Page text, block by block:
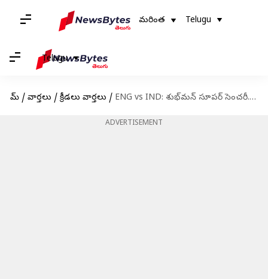
మరింత Telugu
Telugu
హోమ్ / వార్తలు / క్రీడలు వార్తలు / ENG vs IND: శుభ్‌మన్‌ సూపర్‌ సెంచరీ.. మెరిసిన జైస్వాల్‌.. రెండో టెస్టులో భారత్‌ 310/5
ADVERTISEMENT